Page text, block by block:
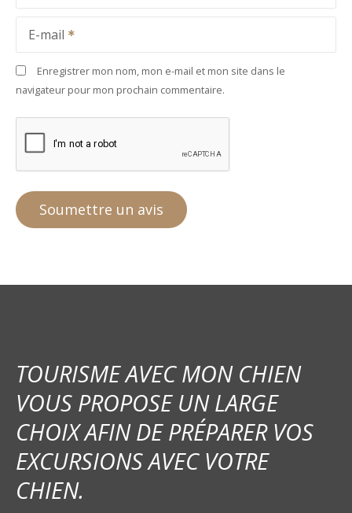
E-mail
Enregistrer mon nom, mon e-mail et mon site dans le
navigateur pour mon prochain commentaire.
TOURISME AVEC MON CHIEN
VOUS PROPOSE UN LARGE
CHOIX AFIN DE PRÉPARER VOS
EXCURSIONS AVEC VOTRE
CHIEN.